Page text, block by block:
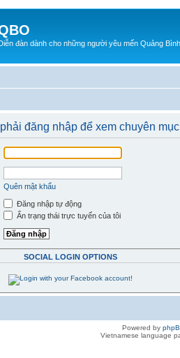
đàn dành cho những người yêu mến Quảng Bình
đăng nhập để xem chuyên
Quên mật khẩu
Đăng nhập tự động
Ẩn trạng thái trực tuyến của tôi
SOCIAL LOGIN OPTIONS
Powered by
Vietnamese language